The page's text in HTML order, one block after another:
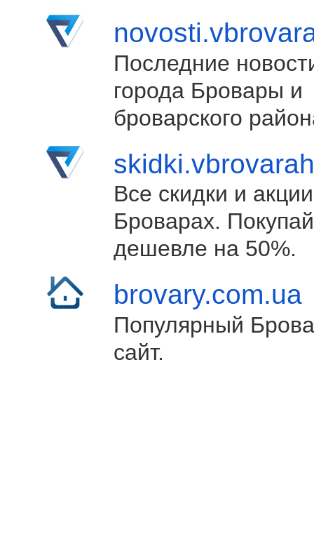
Последние
города Бровары и
броварского
Все скидки и
Броварах.
дешевле на 50%.
brovary.com.ua
Популярный
сайт.